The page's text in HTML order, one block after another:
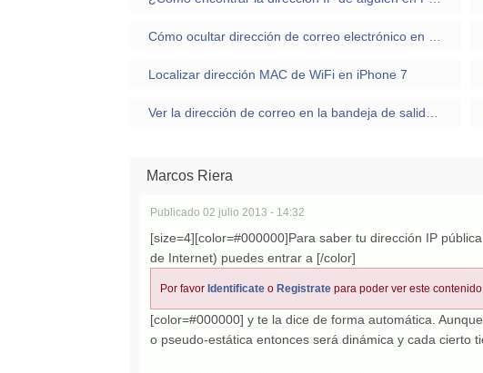
Localizar dirección MAC de WiFi en iPhone 7
Marcos Riera
Publicado 02 julio 2013 - 14:32
[size=4][color=#000000]Para saber tu dirección IP
de Internet) puedes entrar a [/color]
Por favor Identificate o Registrate para poder ver este contenido
[color=#000000] y te la dice de forma automática.
o pseudo-estática entonces será dinámica y cada cierto